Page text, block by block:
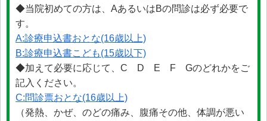
◆当院初めての方は、AあるいはBの問診は必ず必要で
す。
A:診療申込書おとな(16歳以上)
B:診療申込書こども(15歳以下)
◆加えて必要に応じて、C D E F Gのどれかをご
記入ください。
C:問診票おとな(16歳以上)
（発熱、かぜ、のどの痛み、腹痛その他、体調が悪い